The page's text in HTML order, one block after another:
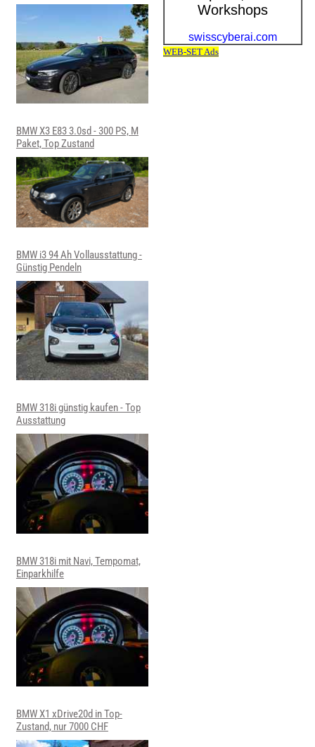
BMW X3 E83 3.0sd - 300 PS, M
Paket, Top Zustand
BMW i3 94 Ah Vollausstattung -
Günstig Pendeln
BMW 318i günstig kaufen - Top
Ausstattung
BMW 318i mit Navi, Tempomat,
Einparkhilfe
BMW X1 xDrive20d in Top-
Zustand, nur 7000 CHF